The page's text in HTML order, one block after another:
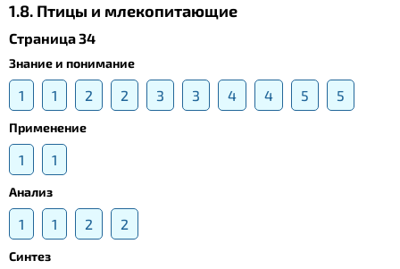
1.8. Птицы и млекопитающие
Страница 34
Знание и понимание
1 1 2 2 3 3 4 4 5 5
Применение
1 1
Анализ
1 1 2 2
Синтез